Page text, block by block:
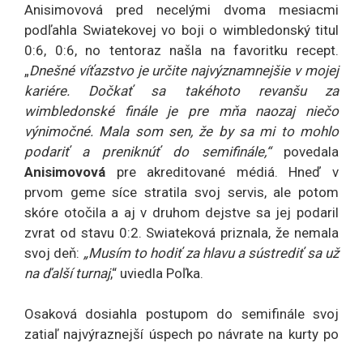
Anisimovová pred necelými dvoma mesiacmi
podľahla Swiatekovej vo boji o wimbledonský titul
0:6, 0:6, no tentoraz našla na favoritku recept.
„Dnešné víťazstvo je určite najvýznamnejšie v mojej
kariére. Dočkať sa takéhoto revanšu za
wimbledonské finále je pre mňa naozaj niečo
výnimočné. Mala som sen, že by sa mi to mohlo
podariť a preniknúť do semifinále,“povedala
Anisimovová pre akreditované médiá. Hneď v
prvom geme síce stratila svoj servis, ale potom
skóre otočila a aj v druhom dejstve sa jej podaril
zvrat od stavu 0:2. Swiateková priznala, že nemala
svoj deň: „Musím to hodiť za hlavu a sústrediť sa už
na ďalší turnaj,“ uviedla Poľka.
Osaková dosiahla postupom do semifinále svoj
zatiaľ najvýraznejší úspech po návrate na kurty po